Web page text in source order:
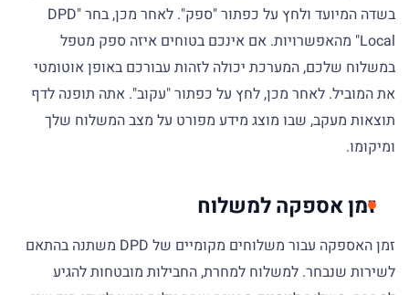
בשדה המיועד ולחץ על כפתור "ספק". לאחר מכן, בחר "DPD
Local" מהאפשרויות. אם אינכם בטוחים איזה ספק מטפל
במשלוח שלכם, המערכת יכולה לזהות עבורכם באופן אוטומטי
את המוביל. לאחר מכן, לחץ על כפתור "עקוב". אתה תופנה לדף
תוצאות מעקב, שבו מוצג מידע מפורט על מצב המשלוח שלך
ומיקומו.
זמן אספקה למשלוח
זמן האספקה עבור משלוחים מקומיים של DPD משתנה בהתאם
לשירות שנבחר. למשלוח למחרת, החבילות מובטחות להגיע